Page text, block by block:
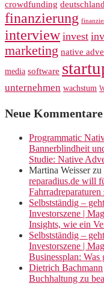
crowdfunding deutschland
finanzierung
interview invest
marketing native
media software
unternehmen wachstum
Neue Kommentare
Programmatic
Bannerblindheit
Studie: Native
Martina Weisserzu
reparadius.de will
Fahrradreparaturen
Selbstständig –
Investorszene |
Insights, wie ein
Selbstständig –
Investorszene |
Businessplan: Was
Dietrich Bachmann
Buchhaltung zu